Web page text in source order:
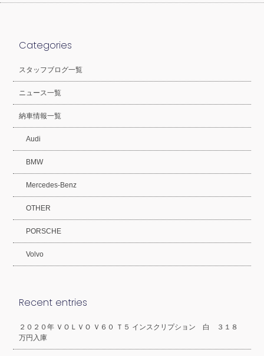
Categories
スタッフブログ一覧
ニュース一覧
納車情報一覧
Audi
BMW
Mercedes-Benz
OTHER
PORSCHE
Volvo
Recent entries
２０２０年 ＶＯＬＶＯ Ｖ６０ Ｔ５ インスクリプション 白 ３１８
万円入庫